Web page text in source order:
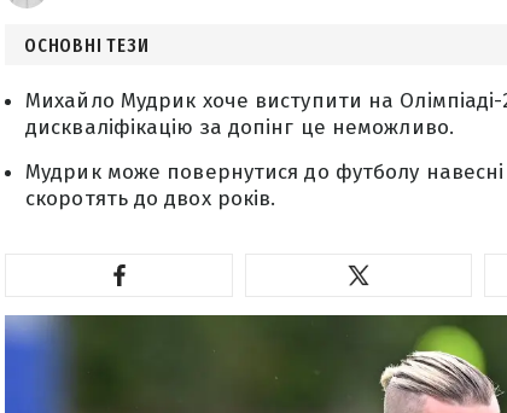
ОСНОВНІ ТЕЗИ
Михайло Мудрик хоче виступити на Олімпіаді-
дискваліфікацію за допінг це неможливо.
Мудрик може повернутися до футболу
скоротять до двох років.